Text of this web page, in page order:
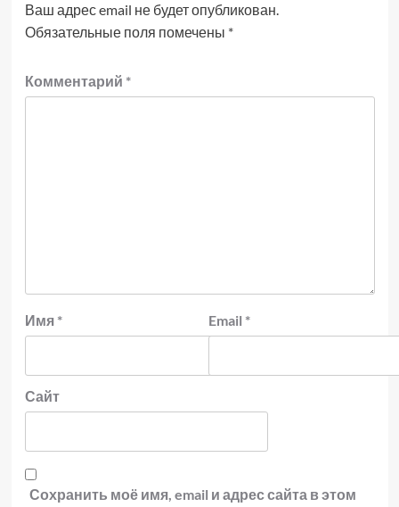
Ваш адрес email не будет опубликован.
Обязательные поля помечены *
Комментарий *
Имя * Email *
Сайт
Сохранить моё имя, email и адрес сайта в этом